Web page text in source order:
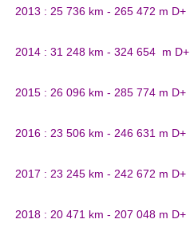
2013 : 25 736 km - 265 472 m D+
2014 : 31 248 km - 324 654 m D+
2015 : 26 096 km - 285 774 m D+
2016 : 23 506 km - 246 631 m D+
2017 : 23 245 km - 242 672 m D+
2018 : 20 471 km - 207 048 m D+